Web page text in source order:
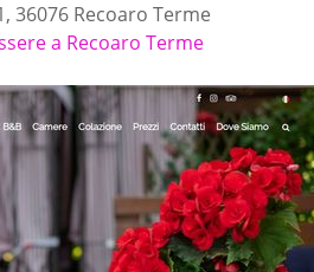
36076 Recoaro Terme
a Recoaro Terme